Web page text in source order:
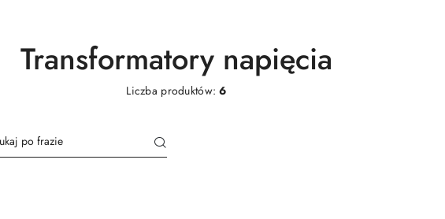
Transformatory napięcia
Liczba produktów:6